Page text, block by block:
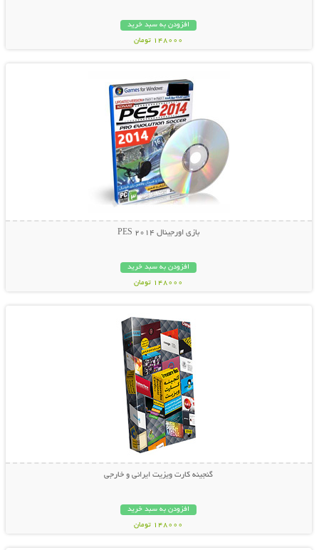
افزودن به سبد خرید
148000 تومان
بازی اورجینال PES 2014
افزودن به سبد خرید
148000 تومان
گنجینه کارت ویزیت ایرانی و خارجی
افزودن به سبد خرید
148000 تومان